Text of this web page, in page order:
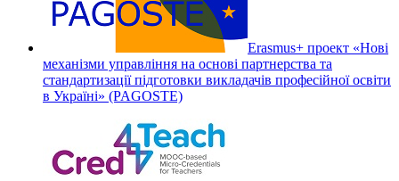
Erasmus+ проект «Нові
механізми управління на основі партнерства та
стандартизації підготовки викладачів професійної освіти
в Україні» (PAGOSTE)